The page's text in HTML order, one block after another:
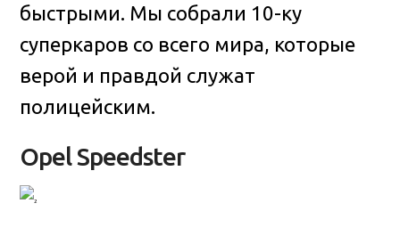
быстрыми. Мы собрали 10-ку
суперкаров со всего мира, которые
верой и правдой служат
полицейским.
Opel Speedster